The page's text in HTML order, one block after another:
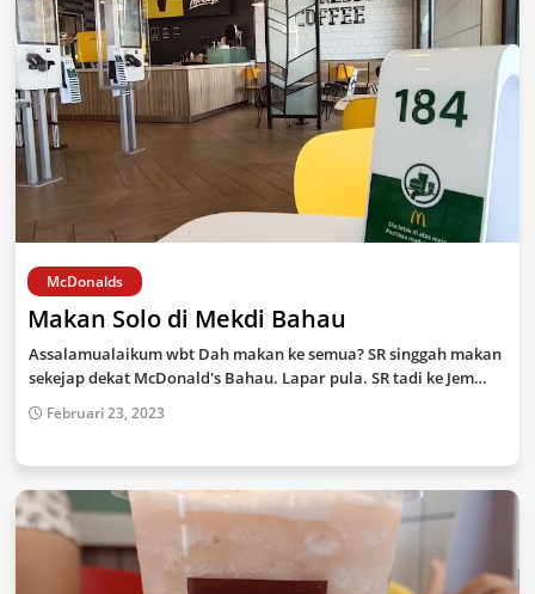
McDonalds
Makan Solo di Mekdi Bahau
Assalamualaikum wbt Dah makan ke semua? SR singgah makan
sekejap dekat McDonald's Bahau. Lapar pula. SR tadi ke Jem…
Februari 23, 2023